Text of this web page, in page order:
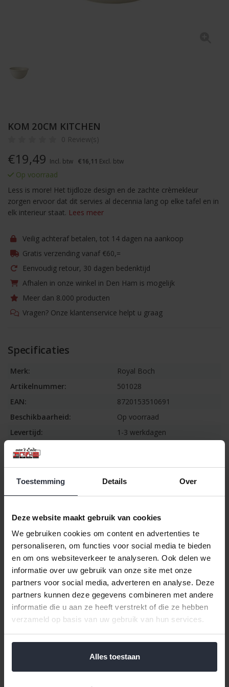
Toestemming Details Over
Deze website maakt gebruik van cookies
We gebruiken cookies om content en advertenties te
personaliseren, om functies voor social media te bieden
en om ons websiteverkeer te analyseren. Ook delen we
informatie over uw gebruik van onze site met onze
partners voor social media, adverteren en analyse. Deze
partners kunnen deze gegevens combineren met andere
informatie die u aan ze heeft verstrekt of die ze hebben
verzameld op basis van uw gebruik van hun services.
Alles toestaan
KOM 20CM KITCHEN
0 Review(s)
€19,49 Incl. btw €16,11 Excl. btw
Op voorraad
Less is more! Het tijdloze design en de zachte crèmekleur
zorgen ervoor dat dit servies al decennia lang op elke tafel en in
elk interieur staat. Lees meer
Veilig achteraf betalen, tot 14 dagen na aankoop
Gratis verzending vanaf €60,=
Eenvoudig retour, 30 dagen bedenktijd
Afhalen in onze winkel in Den Ham is mogelijk
Meer dan 8.000 producten
Vragen? Onze klantenservice helpt u graag
Specificaties
Merk:
Royal Boch
Artikelnummer:
501028
EAN:
8720153510691
Beschikbaarheid:
Op voorraad
Levertijd:
1-3 werkdagen
Informatie
Kom 20cm Kitchen
Klik hier voor de volledige collectie Kitchen Royal Boch.
zorgen ervoor dat dit servies al decennia lang op elke tafel en in
elk interieur staat. Eigentijds en stijlvol, maar toch duurzaam
genoeg voor dagelijks gebruik. Deze Kitchen kom 20cm is
perfect te gebruiken voor het serveren van avondeten of te
gebruiken als beslagkom. Combineer deze kom met de andere
stukken uit de collectie en creër een dagelijkse eenvoud op tafel
met de tijdloze Kitchen collectie.
Reviews